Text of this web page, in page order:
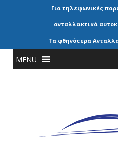
Για τηλεφωνικές
ανταλλακτικά
Τα φθηνότερα
MENU